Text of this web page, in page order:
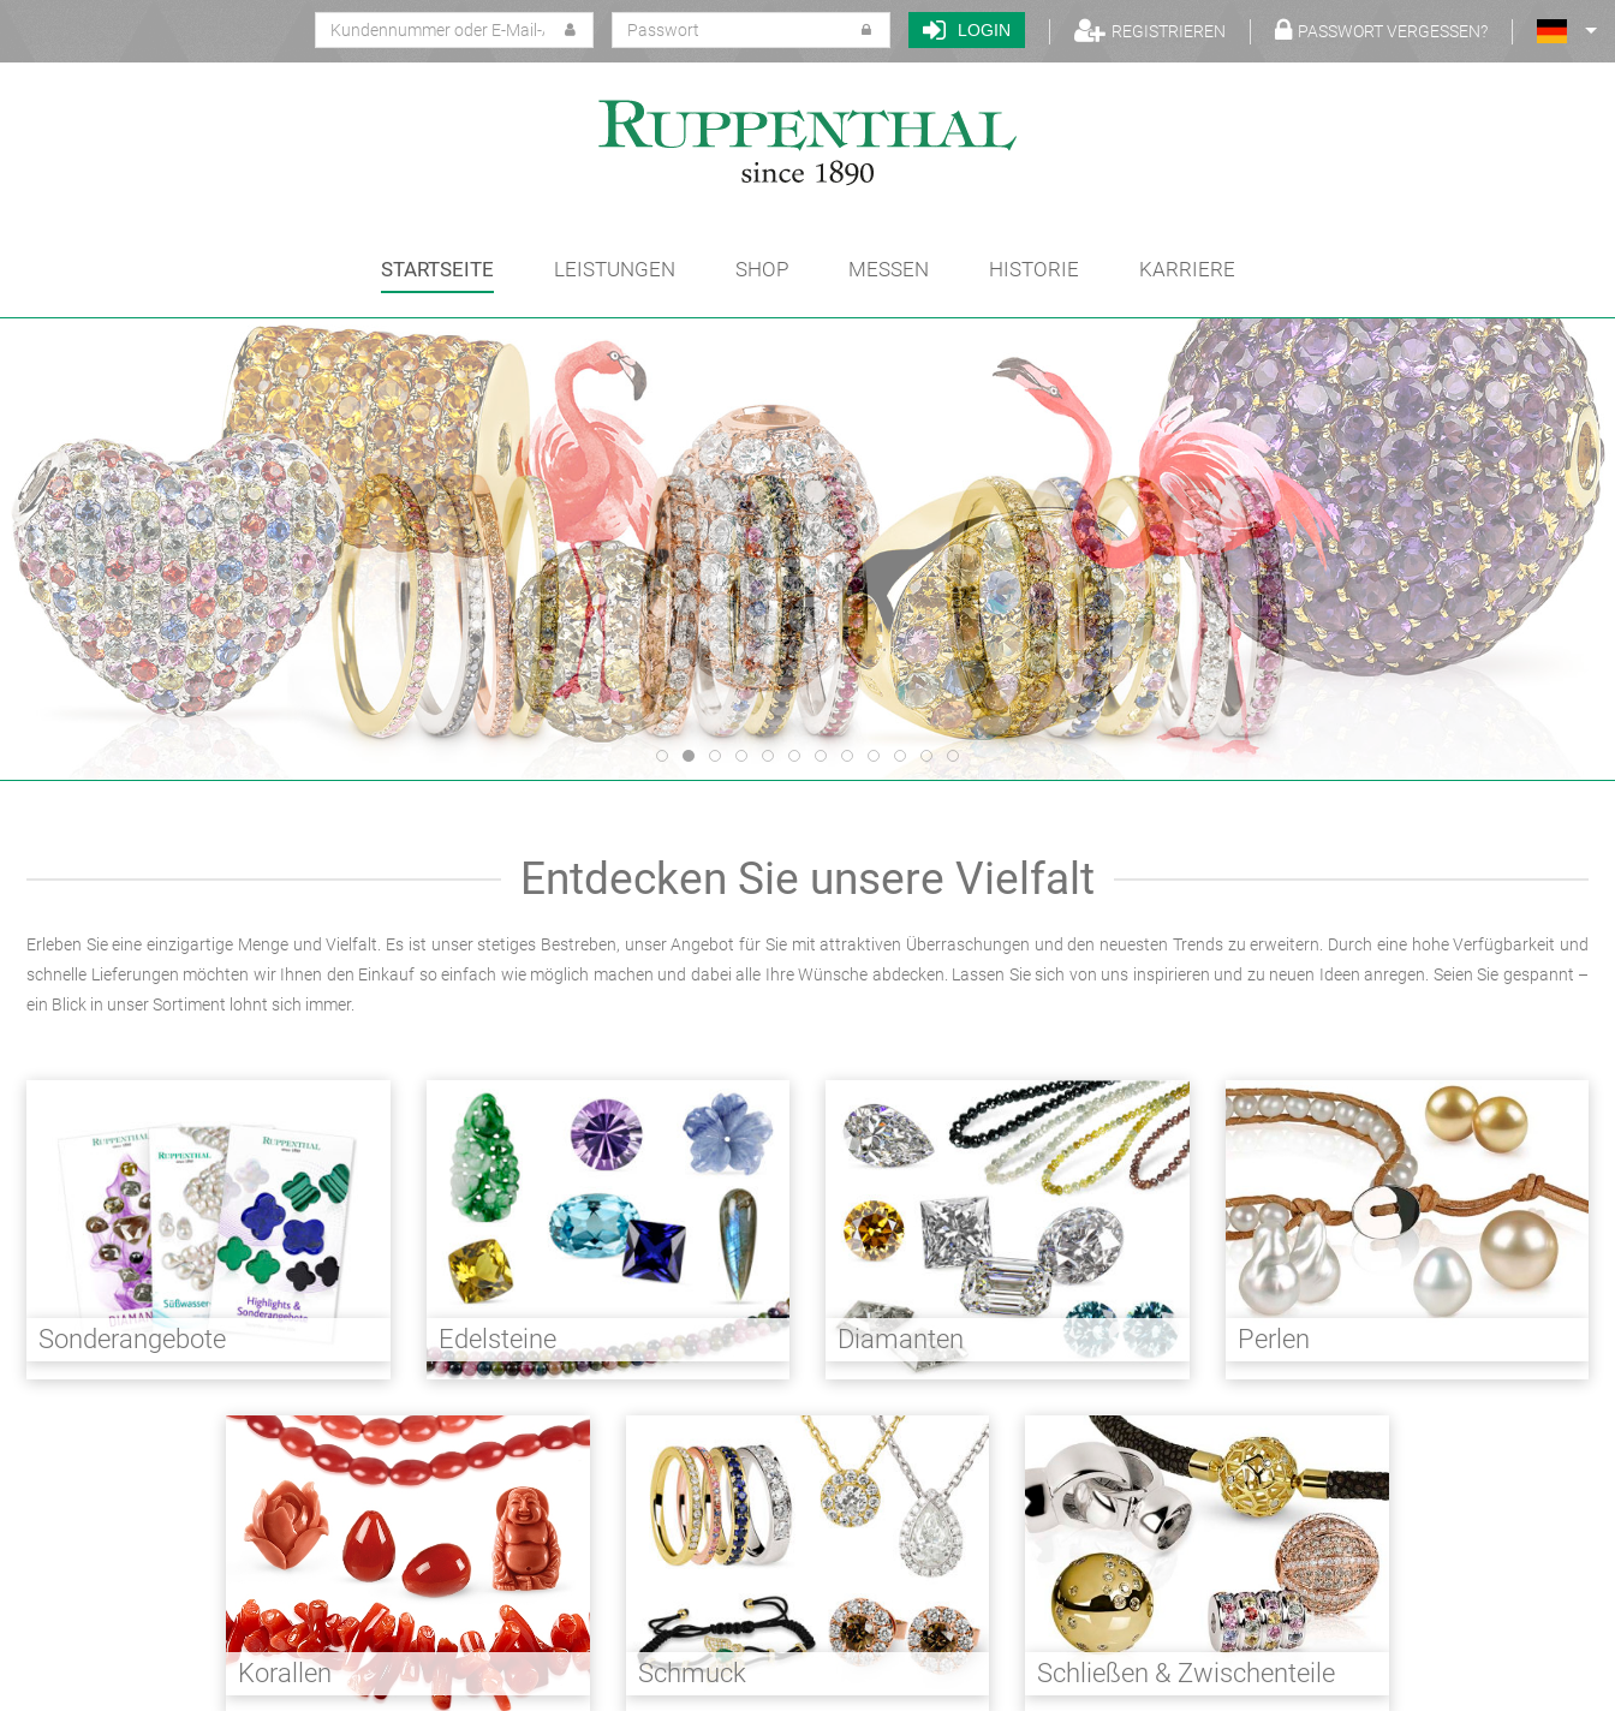
LOGIN REGISTRIEREN PASSWORT VERGESSEN?
STARTSEITE LEISTUNGEN SHOP MESSEN HISTORIE KARRIERE
Item 1Item 2Item 3Item 4Item 5Item 6Item 7Item 8Item 9Item 10Item 11Item 12
Entdecken Sie unsere Vielfalt
Erleben Sie eine einzigartige Menge und Vielfalt. Es ist unser stetiges Bestreben, unser Angebot für Sie mit attraktiven Überraschungen und den neuesten Trends zu erweitern. Durch eine hohe Verfügbarkeit und
schnelle Lieferungen möchten wir Ihnen den Einkauf so einfach wie möglich machen und dabei alle Ihre Wünsche abdecken. Lassen Sie sich von uns inspirieren und zu neuen Ideen anregen. Seien Sie gespannt –
ein Blick in unser Sortiment lohnt sich immer.
Sonderangebote
a
Edelsteine
a
Diamanten
a
Perlen
a
Korallen Schmuck Schließen & Zwischenteile